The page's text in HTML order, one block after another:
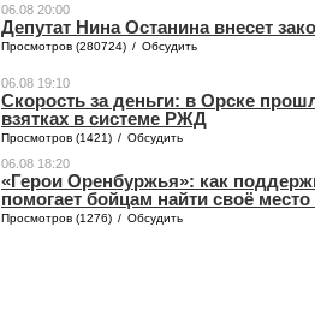
06.08 20:00
Депутат Нина Останина внесет
Просмотров (280724) / Обсудить
06.08 19:10
Скорость за деньги: в Орске
взятках в системе РЖД
Просмотров (1421) / Обсудить
06.08 18:20
«Герои Оренбуржья»: как
помогает бойцам найти своё
Просмотров (1276) / Обсудить